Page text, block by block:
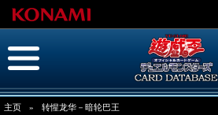
主页 » 转惺龙华－暗轮巴王